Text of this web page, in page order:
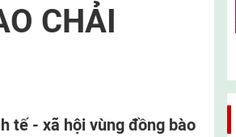
CHẢI
tế - xã hội vùng đồng bào